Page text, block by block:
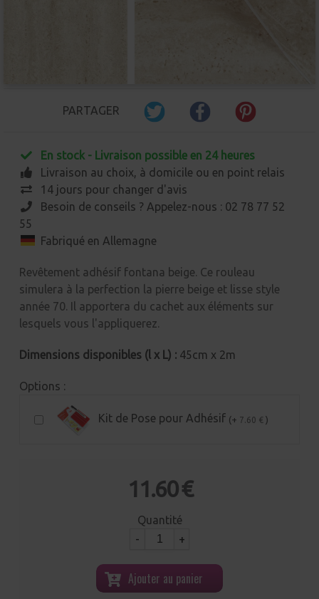
PARTAGER
En stock - Livraison possible en 24 heures
Livraison au choix, à domicile ou en point relais
14 jours pour changer d'avis
Besoin de conseils ? Appelez-nous : 02 78 77 52
55
Fabriqué en Allemagne
Revêtement adhésif fontana beige. Ce rouleau
simulera à la perfection la pierre beige et lisse style
année 70. Il apportera du cachet aux éléments sur
lesquels vous l'appliquerez.
Dimensions disponibles (l x L) : 45cm x 2m
Options :
Kit de Pose pour Adhésif (+ 7.60 € )
11.60 €
Quantité
-
+
Ajouter au panier